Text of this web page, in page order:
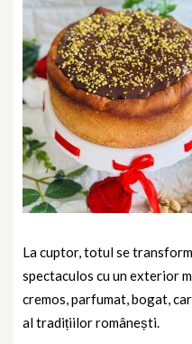
La cuptor, totul se
spectaculos cu un exterior
cremos, parfumat, bogat,
al tradițiilor românești.